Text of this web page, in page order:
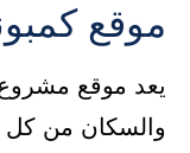
موقع
والسكان من كل